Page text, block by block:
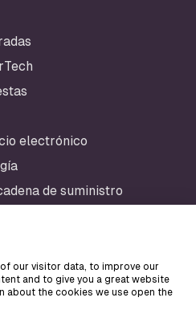
electrónico
de suministro
our visitor data, to improve our
and to give you a great website
about the cookies we use open the